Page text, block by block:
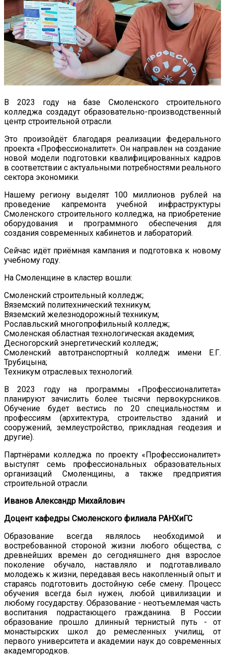
В 2023 году на базе Смоленского строительного
колледжа создадут образовательно-производственный
центр строительной отрасли.
Это произойдёт благодаря реализации федерального
проекта «Профессионалитет». Он направлен на создание
новой модели подготовки квалифицированных кадров
в соответствии с актуальными потребностями реального
сектора экономики.
Нашему региону выделят 100 миллионов рублей на
проведение капремонта учебной инфраструктуры
Смоленского строительного колледжа, на приобретение
оборудования и программного обеспечения для
создания современных кабинетов и лабораторий.
Сейчас идёт приёмная кампания и подготовка к новому
учебному году.
На Смоленщине в кластер вошли:
Смоленский строительный колледж;
Вяземский политехнический техникум;
Вяземский железнодорожный техникум;
Рославльский многопрофильный колледж;
Смоленская областная технологическая академия;
Десногорский энергетический колледж;
Смоленский автотранспортный колледж имени Е.Г.
Трубицына;
Техникум отраслевых технологий.
В 2023 году на программы «Профессионалитета»
планируют зачислить более тысячи первокурсников.
Обучение будет вестись по 20 специальностям и
профессиям (архитектура, строительство зданий и
сооружений, землеустройство, прикладная геодезия и
другие).
Партнёрами колледжа по проекту «Профессионалитет»
выступят семь профессиональных образовательных
организаций Смоленщины, а также предприятия
строительной отрасли.
Иванов Александр Михайлович
Доцент кафедры Смоленского филиала РАНХиГС
Образование всегда являлось необходимой и
востребованной стороной жизни любого общества, с
древнейших времен до сегодняшнего дня взрослое
поколение обучало, наставляло и подготавливало
молодежь к жизни, передавая весь накопленный опыт и
стараясь подготовить достойную себе смену. Процесс
обучения всегда был нужен, любой цивилизации и
любому государству. Образование - неотъемлемая часть
воспитания подрастающего гражданина. В России
образование прошло длинный тернистый путь - от
монастырских школ до ремесленных училищ, от
первого университета и академии наук до современных
академгородков.